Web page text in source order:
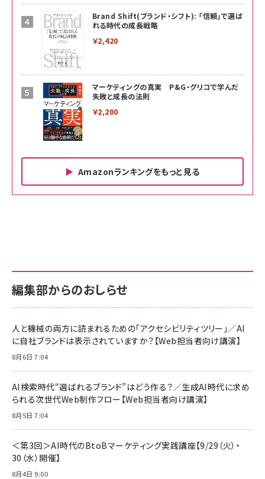
Brand Shift(ブランド・シフト): 「信頼」で選ば
れる時代の成長戦略
￥2,420
マーケティングの真実 P&G・グリコで学んだ
失敗と成長の法則
￥2,200
Amazonランキングをもっと見る
￥880
anan(アンアン)2026/06/24号 No.2500増刊
スペシャルエディション[王道エンタメの矜持／
￥1,100
年後半、あなたの恋と運命／山田涼介]
￥880
サポート正規品 メーカー保証5年 KLMEA128G
NIMASO ガラスフィルム iPhone 17 用 保護フィ
すい ガイド枠付き いPhone17 (6.3インチ) 対応
2枚セット DSP25F1698
￥1,599
【New】Amazon Fire TV Stick HD | 手軽にスト
レイヤー
￥6,980
Anker Soundcore P31i (Bluetooth 6.1) 【完
全ワイヤレスイヤホン/アクティブノイズキャンセリ
ング/マルチポイント接続 / 最大50時間再生 / PSE
サポート正規品 メーカー保証5年 KLMEA128G
Amazon eギフトカード - Amazonロゴ - クラ
￥5,000
ケーブル Anker絡まないケーブル 240W 結束バン
17 / 16 / 15 / Galaxy iPad Pro MacBook
Pro/Air 各種対応 (1.8m ミッドナイトブラック)
￥1,890
編集部からのおしらせ
人と機械の両方に読まれるための「アクセシビリティツリー」／AI
に自社ブランドは表示されていますか？【Web担当者向け講演】
8月6日 7:04
AI検索時代“選ばれるブランド”はどう作る？／生成AI時代に求め
られる次世代Web制作フロー【Web担当者向け講演】
8月5日 7:04
＜第3回＞AI時代のBtoBマーケティング実践講座【9/29（火）・
30（水）開催】
8月4日 9:00